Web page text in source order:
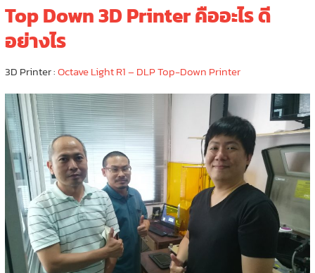
Top Down 3D Printer คืออะไร ดี
อย่างไร
3D Printer :Octave Light R1 – DLP Top-Down Printer